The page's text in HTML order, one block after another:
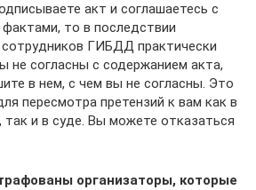
акт и соглашаетесь с
то в последствии
ГИБДД практически
не согласны с содержанием акта,
в нем, с чем вы не согласны. Это
пересмотра претензий к вам как в
и в суде. Вы можете отказаться
организаторы, которые